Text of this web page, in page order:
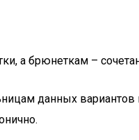
а брюнеткам –
данных